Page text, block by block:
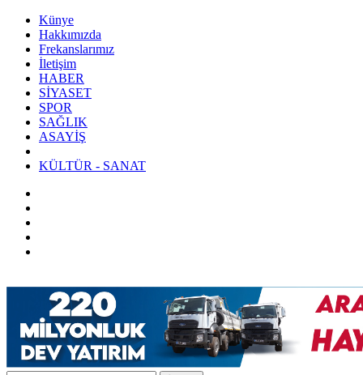
Künye
Hakkımızda
Frekanslarımız
İletişim
HABER
SİYASET
SPOR
SAĞLIK
ASAYİŞ
KÜLTÜR - SANAT